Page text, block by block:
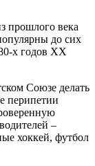
прошлого века
до сих
х годов XX
Союзе делать
перипетии
–
хоккей, футбол